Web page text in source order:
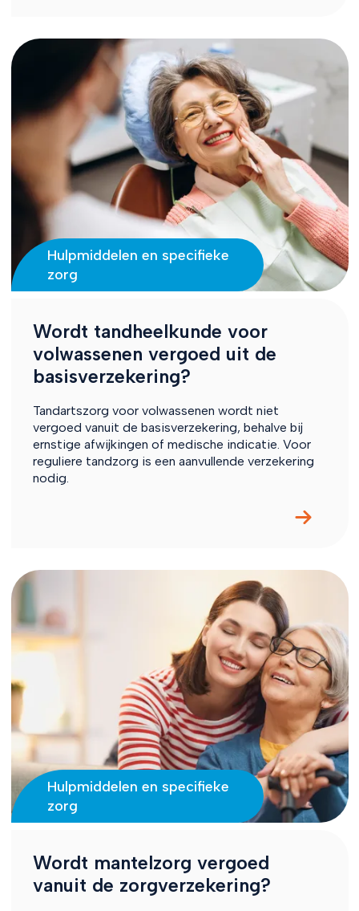
Hulpmiddelen en specifieke
zorg
Wordt tandheelkunde voor
volwassenen vergoed uit de
basisverzekering?
Tandartszorg voor volwassenen wordt niet
vergoed vanuit de basisverzekering, behalve bij
ernstige afwijkingen of medische indicatie. Voor
reguliere tandzorg is een aanvullende verzekering
nodig.
Hulpmiddelen en specifieke
zorg
Wordt mantelzorg vergoed
vanuit de zorgverzekering?